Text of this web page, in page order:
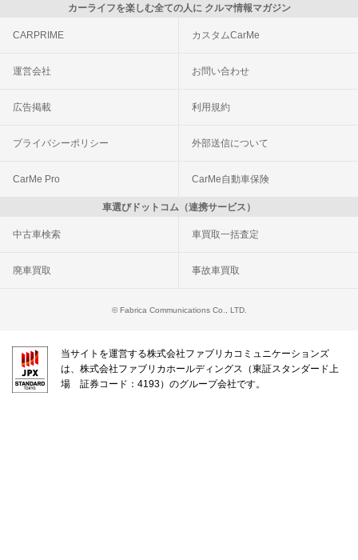
カーライフを楽しむ全ての人に クルマ情報マガジン
CARPRIME カスタムCarMe
運営会社 お問い合わせ
広告掲載 利用規約
プライバシーポリシー 外部送信について
CarMe Pro CarMe自動車保険
車選びドットコム（連携サービス）
中古車検索 車買取一括査定
廃車買取 事故車買取
© Fabrica Communications Co., LTD.
当サイトを運営する株式会社ファブリカコミュニケーションズ
は、株式会社ファブリカホールディングス（東証スタンダード上
場 証券コード：4193）のグループ会社です。